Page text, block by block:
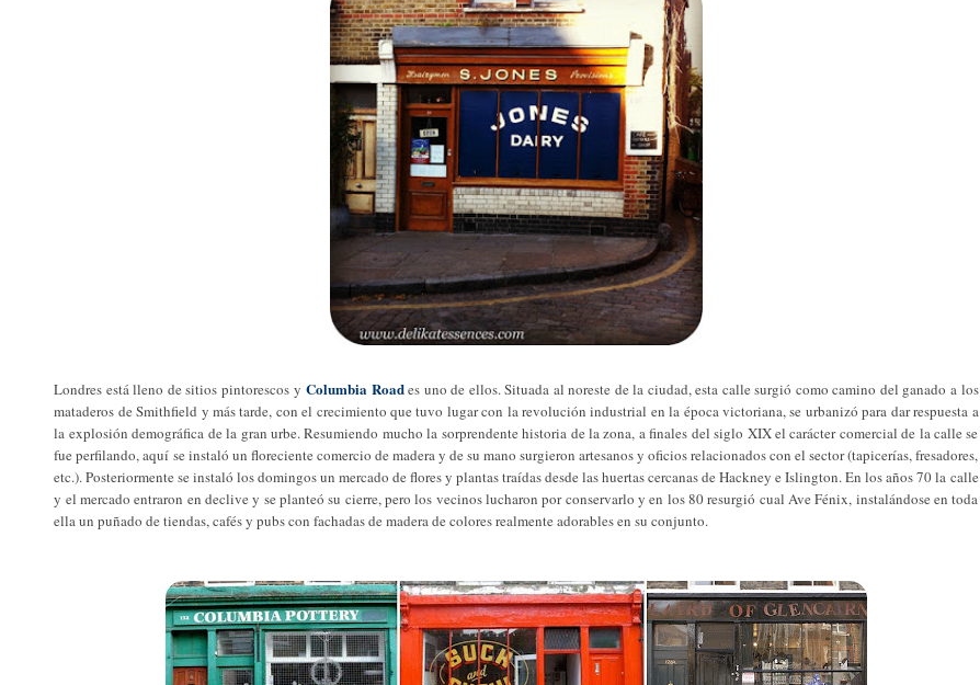
Londres está lleno de sitios pintorescos yColumbia Roades uno de ellos. Situada al noreste de la ciudad, esta calle surgió como camino del ganado a los
mataderos de Smithfield y más tarde, con el crecimiento que tuvo lugar con la revolución industrial en la época victoriana, se urbanizó para dar respuesta a
la explosión demográfica de la gran urbe. Resumiendo mucho la sorprendente historia de la zona, a finales del siglo XIX el carácter comercial de la calle se
fue perfilando, aquí se instaló un floreciente comercio de madera y de su mano surgieron artesanos y oficios relacionados con el sector (tapicerías, fresadores,
etc.). Posteriormente se instaló los domingos un mercado de flores y plantas traídas desde las huertas cercanas de Hackney e Islington. En los años 70 la calle
y el mercado entraron en declive y se planteó su cierre, pero los vecinos lucharon por conservarlo y en los 80 resurgió cual Ave Fénix, instalándose en toda
ella un puñado de tiendas, cafés y pubs con fachadas de madera de colores realmente adorables en su conjunto.